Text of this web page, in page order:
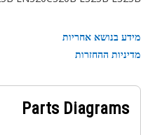
בנושא אחריות
ההחזרות
Parts Diagrams